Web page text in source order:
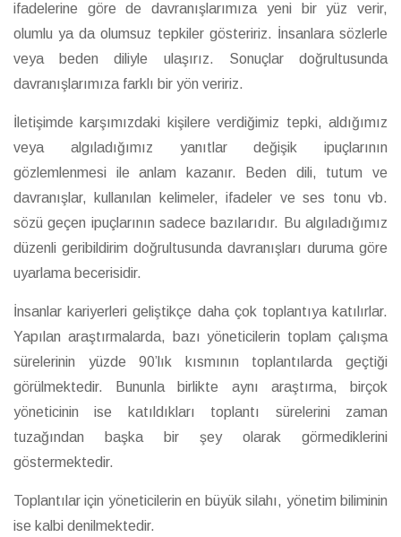
ifadelerine göre de davranışlarımıza yeni bir yüz verir,
olumlu ya da olumsuz tepkiler gösteririz. İnsanlara sözlerle
veya beden diliyle ulaşırız. Sonuçlar doğrultusunda
davranışlarımıza farklı bir yön veririz.
İletişimde karşımızdaki kişilere verdiğimiz tepki, aldığımız
veya algıladığımız yanıtlar değişik ipuçlarının
gözlemlenmesi ile anlam kazanır. Beden dili, tutum ve
davranışlar, kullanılan kelimeler, ifadeler ve ses tonu vb.
sözü geçen ipuçlarının sadece bazılarıdır. Bu algıladığımız
düzenli geribildirim doğrultusunda davranışları duruma göre
uyarlama becerisidir.
İnsanlar kariyerleri geliştikçe daha çok toplantıya katılırlar.
Yapılan araştırmalarda, bazı yöneticilerin toplam çalışma
sürelerinin yüzde 90’lık kısmının toplantılarda geçtiği
görülmektedir. Bununla birlikte aynı araştırma, birçok
yöneticinin ise katıldıkları toplantı sürelerini zaman
tuzağından başka bir şey olarak görmediklerini
göstermektedir.
Toplantılar için yöneticilerin en büyük silahı, yönetim biliminin
ise kalbi denilmektedir.